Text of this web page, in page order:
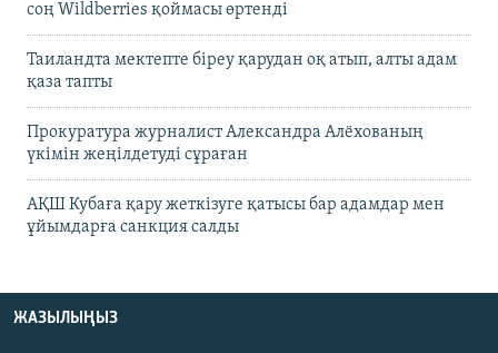
соң Wildberries қоймасы өртенді
Таиландта мектепте біреу қарудан оқ атып, алты адам
қаза тапты
Прокуратура журналист Александра Алёхованың
үкімін жеңілдетуді сұраған
АҚШ Кубаға қару жеткізуге қатысы бар адамдар мен
ұйымдарға санкция салды
ЖАЗЫЛЫҢЫЗ